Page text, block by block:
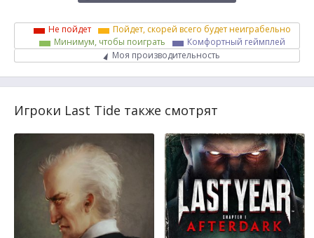
Не пойдет
Пойдет, скорей всего будет неиграбельно
Минимум, чтобы поиграть
Комфортный геймплей
Моя производительность
Игроки Last Tide также смотрят